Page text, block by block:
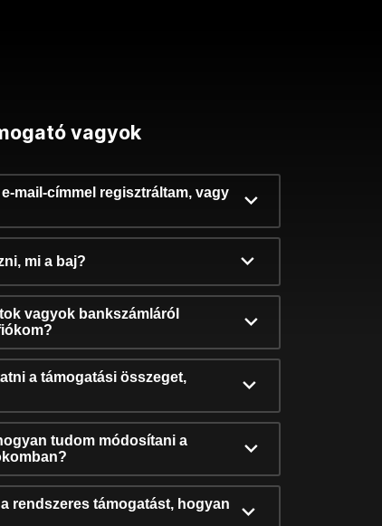
vagyok
mail-címmel regisztráltam, vagy
mi a baj?
vagyok bankszámláról
a támogatási összeget,
tudom módosítani a
rendszeres támogatást, hogyan